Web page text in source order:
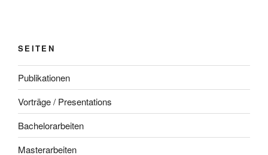
SEITEN
Publikationen
Vorträge / Presentations
Bachelorarbeiten
Masterarbeiten